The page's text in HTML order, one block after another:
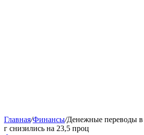
Главная/Финансы/Денежные переводы в
г снизились на 23,5 проц